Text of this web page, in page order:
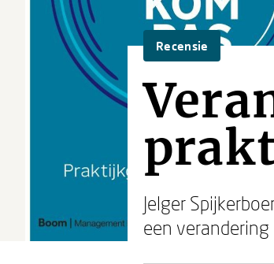
Recensie
Jelger
een